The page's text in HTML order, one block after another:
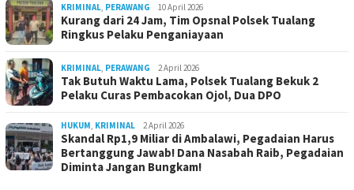
KRIMINAL PERAWANG 10 April 2026
Kurang dari 24 Jam, Tim Opsnal Polsek Tualang
Ringkus Pelaku Penganiayaan
KRIMINAL PERAWANG 2 April 2026
Tak Butuh Waktu Lama, Polsek Tualang Bekuk 2
Pelaku Curas Pembacokan Ojol, Dua DPO
HUKUM KRIMINAL 2 April 2026
Skandal Rp1,9 Miliar di Ambalawi, Pegadaian Harus
Bertanggung Jawab! Dana Nasabah Raib, Pegadaian
Diminta Jangan Bungkam!